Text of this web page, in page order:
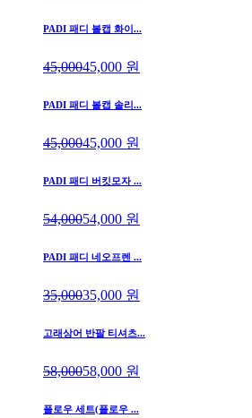
PADI 패디 볼캡 화이...
45,00045,000 원
PADI 패디 볼캡 솔리...
45,00045,000 원
PADI 패디 버킷모자 ...
54,00054,000 원
PADI 패디 네오프렌 ...
35,00035,000 원
고래상어 반팔 티셔츠...
58,00058,000 원
플로우 세트(플로우 ...